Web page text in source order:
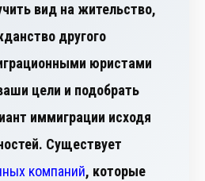
вид на жительство,
другого
юристами
цели и подобрать
иммиграции исходя
из ваших возможностей. Существует
компаний, которые